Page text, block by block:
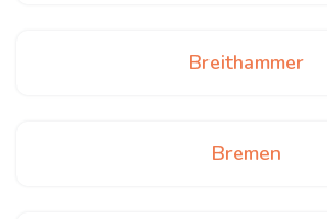
Breithammer
Bremen